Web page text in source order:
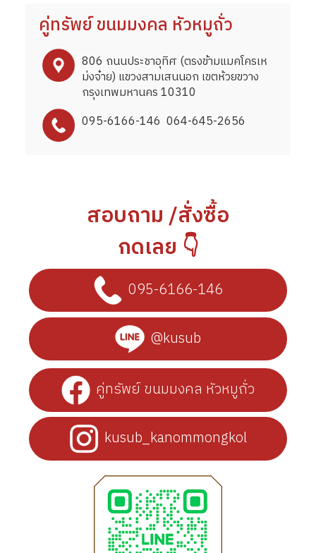
คู่ทรัพย์ ขนมมงคล หัวหมูถั่ว
806 ถนนประชาอุทิศ (ตรงข้ามแมคโครเห
ม่งจ๋าย) แขวงสามเสนนอก เขตห้วยขวาง
กรุงเทพมหานคร 10310
095-6166-146 064-645-2656
สอบถาม /สั่งซื้อ
กดเลย 👇
095-6166-146
@kusub
คู่ทรัพย์ ขนมมงคล หัวหมูถั่ว
kusub_kanommongkol